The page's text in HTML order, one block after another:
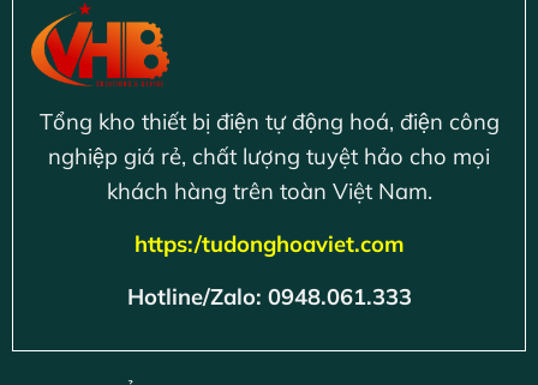
Tổng kho thiết bị điện tự động hoá, điện công
nghiệp giá rẻ, chất lượng tuyệt hảo cho mọi
khách hàng trên toàn Việt Nam.
https:/tudonghoaviet.com
Hotline/Zalo: 0948.061.333